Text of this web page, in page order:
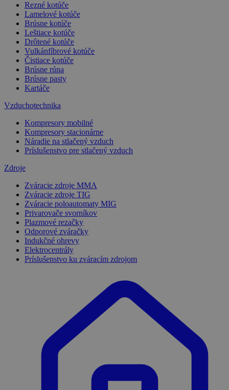
Rezné kotúče
Lamelové kotúče
Brúsne kotúče
Leštiace kotúče
Drôtené kotúče
Vulkánfíbrové kotúče
Čistiace kotúče
Brúsne rúna
Brúsne pasty
Kartáče
Vzduchotechnika
Kompresory mobilné
Kompresory stacionárne
Náradie na stlačený vzduch
Príslušenstvo pre stlačený vzduch
Zdroje
Zváracie zdroje MMA
Zváracie zdroje TIG
Zváracie poloautomaty MIG
Privarovače svorníkov
Plazmové rezačky
Odporové zváračky
Indukčné ohrevy
Elektrocentrály
Príslušenstvo ku zváracím zdrojom